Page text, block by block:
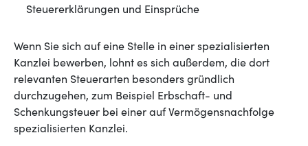
Steuererklärungen und Einsprüche
Wenn Sie sich auf eine Stelle in einer spezialisierten
Kanzlei bewerben, lohnt es sich außerdem, die dort
relevanten Steuerarten besonders gründlich
durchzugehen, zum Beispiel Erbschaft- und
Schenkungsteuer bei einer auf Vermögensnachfolge
spezialisierten Kanzlei.